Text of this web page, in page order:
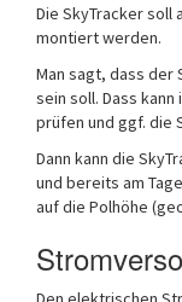
Die SkyTracker soll
montiert werden.
Man sagt, dass
sein soll. Dass
prüfen und ggf. die
Dann kann die
und bereits am
auf die Polhöhe